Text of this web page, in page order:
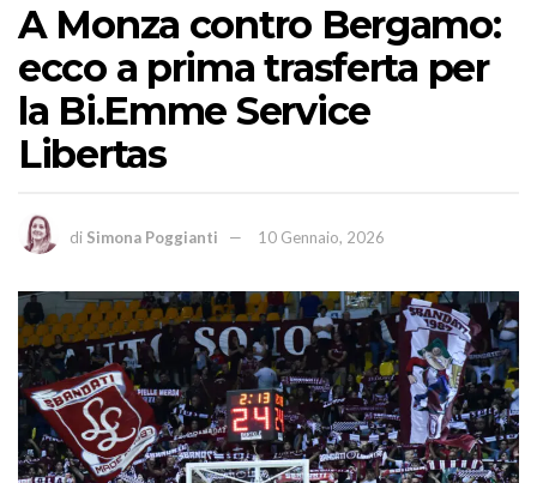
A Monza contro Bergamo:
ecco a prima trasferta per
la Bi.Emme Service
Libertas
di Simona Poggianti 10 Gennaio, 2026